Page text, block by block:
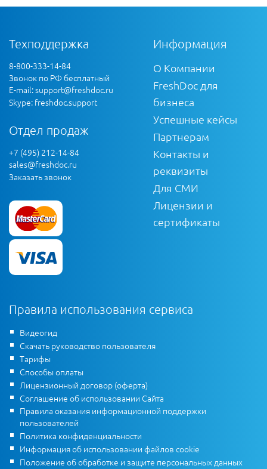
Техподдержка
8-800-333-14-84
Звонок по РФ бесплатный
E-mail:support@freshdoc.ru
Skype: freshdoc.support
Отдел продаж
+7 (495) 212-14-84
sales@freshdoc.ru
Заказать звонок
Информация
О Компании
FreshDoc для
бизнеса
Успешные кейсы
Партнерам
Контакты и
реквизиты
Для СМИ
Лицензии и
сертификаты
Правила использования сервиса
Видеогид
Скачать руководство пользователя
Тарифы
Способы оплаты
Лицензионный договор (оферта)
Соглашение об использовании Сайта
Правила оказания информационной поддержки
пользователей
Политика конфиденциальности
Информация об использовании файлов cookie
Положение об обработке и защите персональных данных